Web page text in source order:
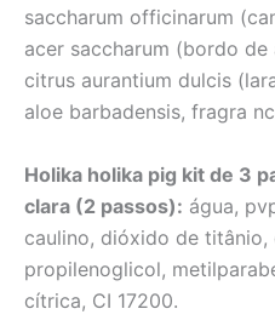
saccharum officinarum
acer saccharum (bordo
citrus aurantium dulcis
aloe barbadensis, fragra
Holika holika pig kit de 3
clara (2 passos): água,
caulino, dióxido de
propilenoglicol,
cítrica, CI 17200.